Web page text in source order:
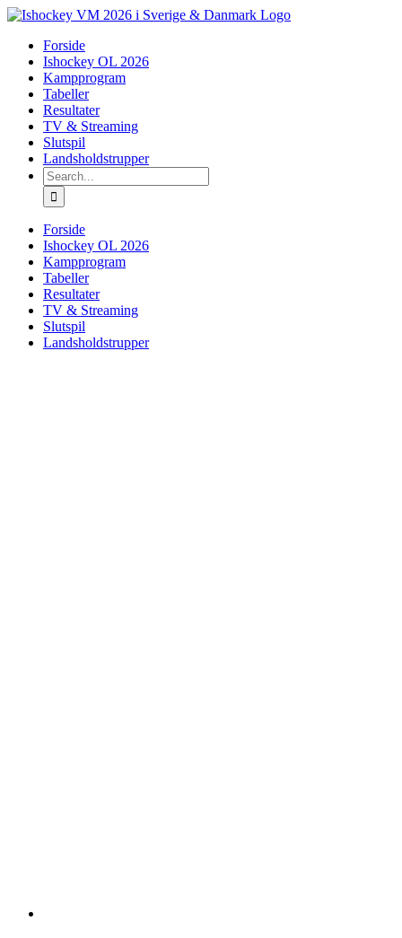
Skip
contentForside
Ishockey OL 2026
Kampprogram
Tabeller
Resultater
TV & Streaming
Slutspil
Landsholdstrupper
Search
for:
Forside
Ishockey OL 2026
Kampprogram
Tabeller
Resultater
TV & Streaming
Slutspil
Landsholdstrupper